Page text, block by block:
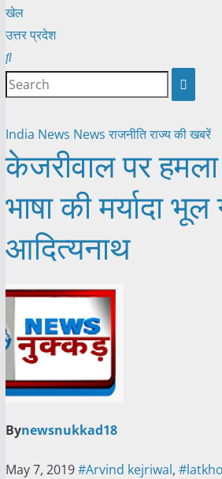
खेल
उत्तर प्रदेश
India News Newsराजनीतिराज्य की खबरें
केजरीवाल पर
भाषा की मर्यादा भूल
आदित्यनाथ
Bynewsnukkad18
May 7, 2019#Arvind kejriwal,